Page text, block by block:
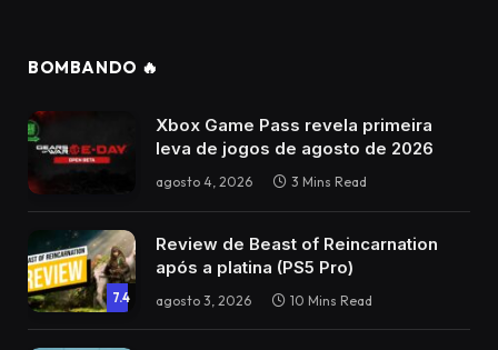
BOMBANDO 🔥
Xbox Game Pass revela primeira
leva de jogos de agosto de 2026
agosto 4, 2026 3 Mins Read
7.4
Review de Beast of Reincarnation
após a platina (PS5 Pro)
agosto 3, 2026 10 Mins Read